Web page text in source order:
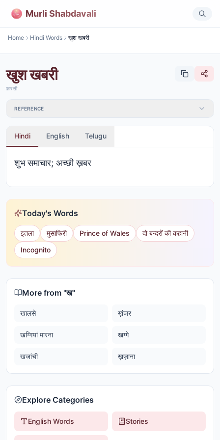
Murli Shabdavali
Home Hindi Words खुश खबरी
खुश खबरी
फ़ारसी
REFERENCE
Hindi English Telugu
शुभ समाचार; अच्छी ख़बर
Today's Words
इतला मुसाफिरी Prince of Wales
दो बन्दरों की कहानी
Incognito
More from "ख"
खालसे ख़ंजर
खग्गियां मारना खग्गे
खजांची ख़ज़ाना
Explore Categories
English Words Stories